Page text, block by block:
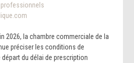
2026, la chambre commerciale de la
préciser les conditions de
du délai de prescription